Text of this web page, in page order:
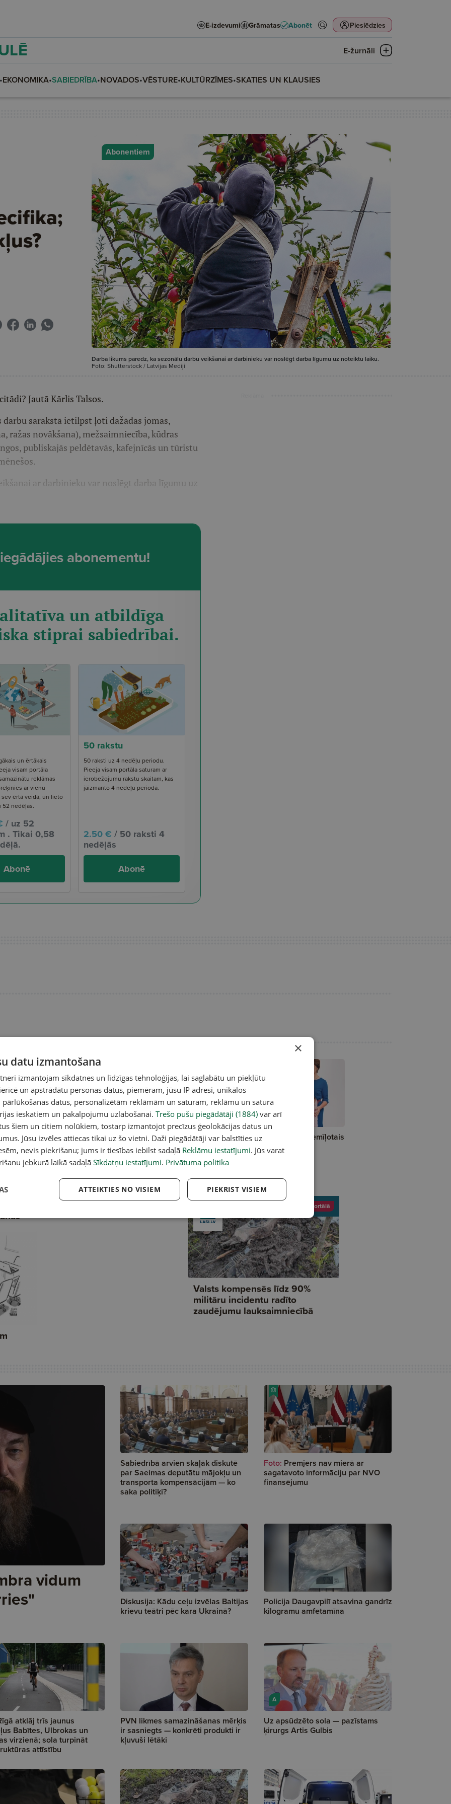
E-izdevumi Grāmatas Abonēt Pieslēdzies
E-žurnāli
•EKONOMIKA•SABIEDRĪBA•NOVADOS•VĒSTURE•KULTŪRZĪMES•SKATIES UN KLAUSIES
Abonentiem
Darba likums paredz, ka sezonālu darbu veikšanai ar darbinieku var noslēgt darba līgumu uz noteiktu laiku.
Foto: Shutterstock / Latvijas Mediji
Jautā Kārlis Talsos.
sarakstā ietilpst ļoti dažādas jomas,
ražas novākšana), mežsaimniecība, kūdras
publiskajās peldētavās, kafejnīcās un tūristu
ar darbinieku var noslēgt darba līgumu uz
abonementu!
un atbildīga
stiprai sabiedrībai.
un ērtākais
visam portāla
reklāmas
ar vienu
sev ērtā veidā, un lieto
52 nedēļas.
/ uz 52
. Tikai 0,58
Abonē
50 rakstu
50 raksti uz 4 nedēļu periodu.
Pieeja visam portāla saturam ar
ierobežojumu rakstu skaitam, kas
jāizmanto 4 nedēļu periodā.
2.50 € / 50 raksti 4
nedēļās
Abonē
mainīties —
B"
KNAB priekšnieka vietnieks
Sandijs Vectēvs nepiedalīsies
konkursā
Pie skatītājiem atgriezies iemīļotais
seriāls "Radiņi"
vidum
Sabiedrībā arvien skaļāk diskutē
par Saeimas deputātu mājokļu un
transporta kompensācijām — ko
saka politiķi?
Foto: Premjers nav mierā ar
sagatavoto informāciju par NVO
finansējumu
Diskusija: Kādu ceļu izvēlas Baltijas
krievu teātri pēc kara Ukrainā?
Policija Daugavpilī atsavina gandrīz
kilogramu amfetamīna
atklāj trīs jaunus
Babītes, Ulbrokas un
virzienā; sola turpināt
attīstību
PVN likmes samazināšanas mērķis
ir sasniegts — konkrēti produkti ir
kļuvuši lētāki
A
Uz apsūdzēto sola — pazīstams
ķirurgs Artis Gulbis
×
datu izmantošana
izmantojam sīkdatnes un līdzīgas tehnoloģijas, lai saglabātu un piekļūtu
un apstrādātu personas datus, piemēram, jūsu IP adresi, unikālos
datus, personalizētām reklāmām un saturam, reklāmu un satura
ieskatiem un pakalpojumu uzlabošanai. Trešo pušu piegādātāji (1884) var arī
šiem un citiem nolūkiem, tostarp izmantojot precīzus ģeolokācijas datus un
Jūsu izvēles attiecas tikai uz šo vietni. Daži piegādātāji var balstīties uz
nevis piekrišanu; jums ir tiesības iebilst sadaļā Reklāmu iestatījumi. Jūs varat
jebkurā laikā sadaļāSīkdatņu iestatījumi. Privātuma politika
PIEKRIST VISIEM
ATTEIKTIES NO VISIEM